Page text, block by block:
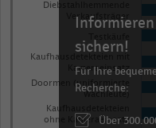
axis
displaying
categories.
Range:
Diebstahlhemmende
Verkaufsträger
Kaufhausdetekteien mit
Kameraeinsatz
Doormen (uniformierte
Kaufhausdetekteien
ohne Kameraeinsatz
sichern!
Für Ihre
Recherche:
Über